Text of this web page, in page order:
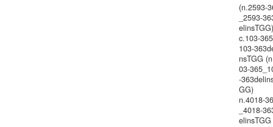
(n.2593-
_2593-
elinsTGG)
c.103-
103-
nsTGG
03-
-
GG)
n.4018-
_4018-
elinsTGG